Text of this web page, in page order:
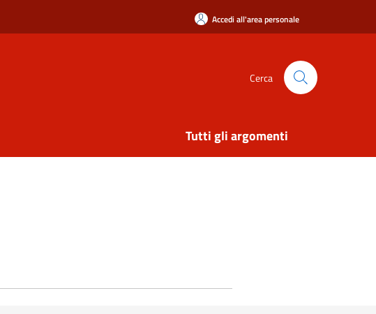
Accedi all'area personale
Cerca
Tutti gli argomenti